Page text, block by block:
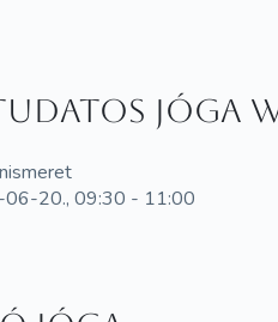
jóga
06-20., 09:30 - 11:00